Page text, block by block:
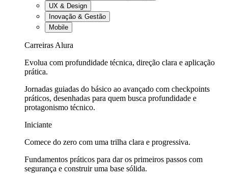
UX & Design
Inovação & Gestão
Mobile
Carreiras Alura
Evolua com profundidade técnica, direção clara e aplicação
prática.
Jornadas guiadas do básico ao avançado com checkpoints
práticos, desenhadas para quem busca profundidade e
protagonismo técnico.
Iniciante
Comece do zero com uma trilha clara e progressiva.
Fundamentos práticos para dar os primeiros passos com
segurança e construir uma base sólida.